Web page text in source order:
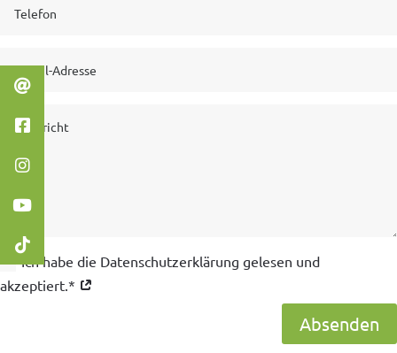
Ich habe die Datenschutzerklärung gelesen und
akzeptiert.*
Absenden